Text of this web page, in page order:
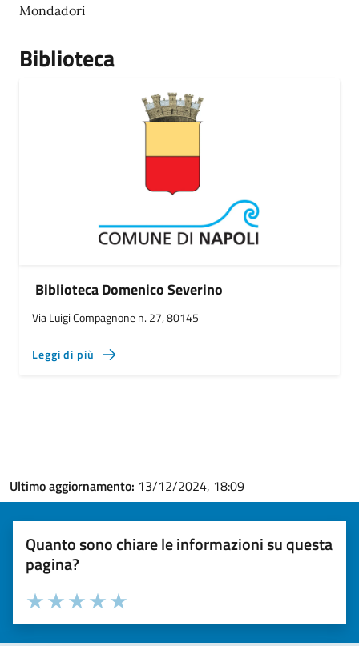
Mondadori
Biblioteca
Biblioteca Domenico Severino
Via Luigi Compagnone n. 27, 80145
Leggi di più
Ultimo aggiornamento: 13/12/2024, 18:09
Quanto sono chiare le informazioni su questa
pagina?
Valuta la chiarezza delle informazioni (da 1 a 5 stelle)
Seleziona il numero di stelle per valutare la chiarezza delle
Valuta 5 stelle su 5
Valuta 4 stelle su 5
Valuta 3 stelle su 5
Valuta 2 stelle su 5
Valuta 1 stelle su 5